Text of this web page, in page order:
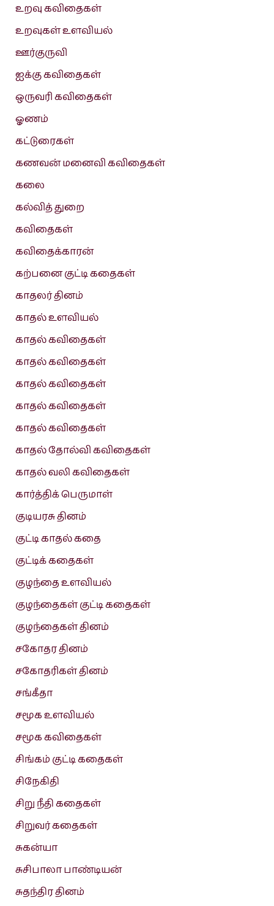
உறவு கவிதைகள்
உறவுகள் உளவியல்
ஊர்குருவி
ஐக்கு கவிதைகள்
ஒருவரி கவிதைகள்
ஓணம்
கட்டுரைகள்
கணவன் மனைவி கவிதைகள்
கலை
கல்வித் துறை
கவிதைகள்
கவிதைக்காரன்
கற்பனை குட்டி கதைகள்
காதலர் தினம்
காதல் உளவியல்
காதல் கவிதைகள்
காதல் கவிதைகள்
காதல் கவிதைகள்
காதல் கவிதைகள்
காதல் கவிதைகள்
காதல் தோல்வி கவிதைகள்
காதல் வலி கவிதைகள்
கார்த்திக் பெருமாள்
குடியரசு தினம்
குட்டி காதல் கதை
குட்டிக் கதைகள்
குழந்தை உளவியல்
குழந்தைகள் குட்டி கதைகள்
குழந்தைகள் தினம்
சகோதர தினம்
சகோதரிகள் தினம்
சங்கீதா
சமூக உளவியல்
சமூக கவிதைகள்
சிங்கம் குட்டி கதைகள்
சிநேகிதி
சிறு நீதி கதைகள்
சிறுவர் கதைகள்
சுகன்யா
சுசிபாலா பாண்டியன்
சுதந்திர தினம்